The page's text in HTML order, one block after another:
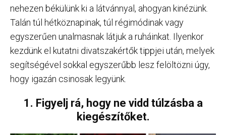
nehezen békülünk ki a látvánnyal, ahogyan kinézünk.
Talán túl hétköznapinak, túl régimódinak vagy
egyszerűen unalmasnak látjuk a ruháinkat. Ilyenkor
kezdünk el kutatni divatszakértők tippjei után, melyek
segítségével sokkal egyszerűbb lesz felöltözni úgy,
hogy igazán csinosak legyünk.
1. Figyelj rá, hogy ne vidd túlzásba a
kiegészítőket.